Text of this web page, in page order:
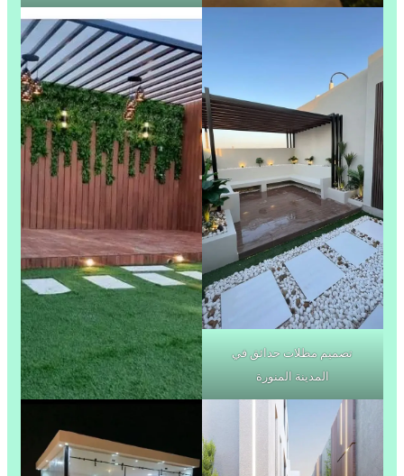
تصميم مظلات حدائق في
المدينة المنورة